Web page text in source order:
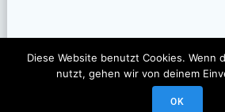
Diese Website benutzt Cookies. Wenn
nutzt, gehen wir von deinem
OK